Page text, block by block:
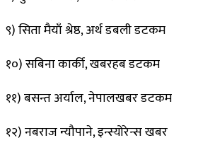
९) सिता मैयाँ श्रेष्ठ, अर्थ डबली डटकम
१०) सबिना कार्की, खबरहब डटकम
११) बसन्त अर्याल, नेपालखबर डटकम
१२) नबराज न्यौपाने, इन्स्योरेन्स खबर